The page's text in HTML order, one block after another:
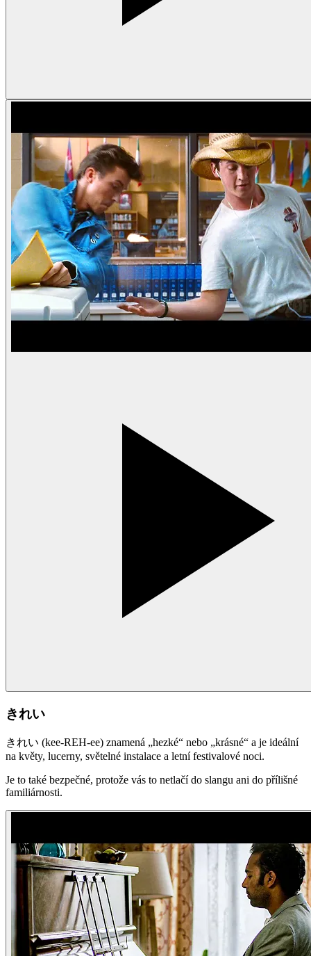
きれい
きれい (kee-REH-ee) znamená „hezké“ nebo „krásné“ a je ideální
na květy, lucerny, světelné instalace a letní festivalové noci.
Je to také bezpečné, protože vás to netlačí do slangu ani do přílišné
familiárnosti.